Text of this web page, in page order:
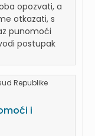
opozvati, a
otkazati, s
punomoći
postupak
Republike
i